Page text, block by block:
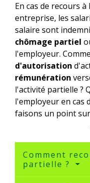
En cas de recours
entreprise, les
salaire sont
chômage partiel
l'employeur.
d'autorisation
rémunération
l'activité partielle ?
l'employeur en cas
faisons un point
Comment
partielle ?